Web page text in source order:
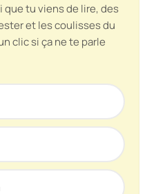
que tu viens de lire, des
et les coulisses du
clic si ça ne te parle